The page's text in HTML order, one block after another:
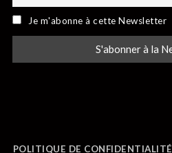
Je m'abonne à cette Newsletter
POLITIQUE DE CONFIDENTIALITÉ